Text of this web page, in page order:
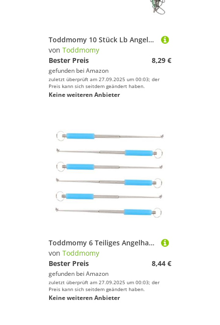
Toddmomy 10 Stück Lb Angeldrahtvorfach Rostfrei Stahl für Salzwasserfischen mit Wirbel-karabiner Stabile Verbindung Großer Fische Langlebig und Vielseitig
von Toddmomy
Bester Preis
8,29 €
gefunden bei Amazon
zuletzt überprüft am 27.09.2025 um 00:03; der
Preis kann sich seitdem geändert haben.
Keine weiteren Anbieter
Toddmomy 6 Teiliges Angelhaken Ablösewerkzeug Schnellverschluss Hakenzieher Angelhakenzieher Hakenentferner Angelhaken Aus Edelstahl Aluminium Angelzange Angelhakenentferner
von Toddmomy
Bester Preis
8,44 €
gefunden bei Amazon
zuletzt überprüft am 27.09.2025 um 00:03; der
Preis kann sich seitdem geändert haben.
Keine weiteren Anbieter